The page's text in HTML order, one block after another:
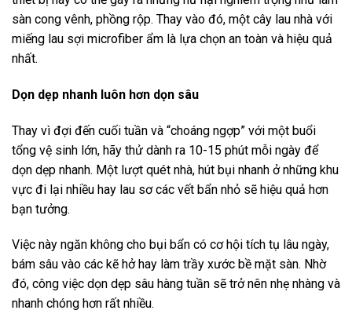
sàn cong vênh, phồng rộp. Thay vào đó, một cây lau nhà với
miếng lau sợi microfiber ẩm là lựa chọn an toàn và hiệu quả
nhất.
Dọn dẹp nhanh luôn hơn dọn sâu
Thay vì đợi đến cuối tuần và “choáng ngợp” với một buổi
tổng vệ sinh lớn, hãy thử dành ra 10-15 phút mỗi ngày để
dọn dẹp nhanh. Một lượt quét nhà, hút bụi nhanh ở những khu
vực đi lại nhiều hay lau sơ các vết bẩn nhỏ sẽ hiệu quả hơn
bạn tưởng.
Việc này ngăn không cho bụi bẩn có cơ hội tích tụ lâu ngày,
bám sâu vào các kẽ hở hay làm trầy xước bề mặt sàn. Nhờ
đó, công việc dọn dẹp sâu hàng tuần sẽ trở nên nhẹ nhàng và
nhanh chóng hơn rất nhiều.